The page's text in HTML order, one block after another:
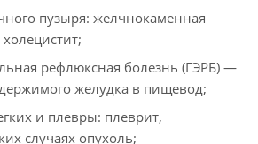
пузыря: желчнокаменная
рефлюксная болезнь (ГЭРБ) —
желудка в пищевод;
и плевры: плеврит,
случаях опухоль;